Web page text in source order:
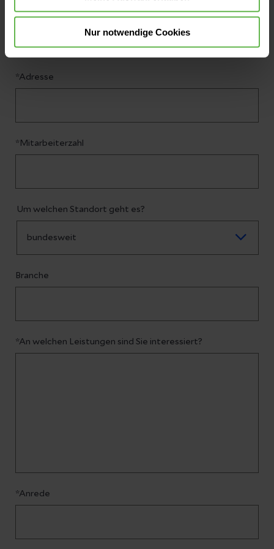
Nur notwendige Cookies
*Firmenname
*Adresse
*Mitarbeiterzahl
Um welchen Standort geht es?
Branche
*An welchen Leistungen sind Sie interessiert?
*Anrede